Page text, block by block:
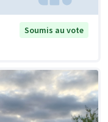
Soumis au vote